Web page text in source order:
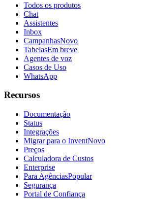
Todos os produtos
Chat
Assistentes
Inbox
CampanhasNovo
TabelasEm breve
Agentes de voz
Casos de Uso
WhatsApp
Recursos
Documentação
Status
Integrações
Migrar para o InventNovo
Preços
Calculadora de Custos
Enterprise
Para AgênciasPopular
Segurança
Portal de Confiança